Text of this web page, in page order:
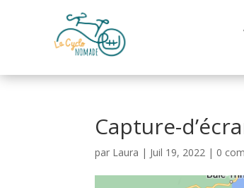
Capture-
par Laura | Juil 19, 2022 | 0